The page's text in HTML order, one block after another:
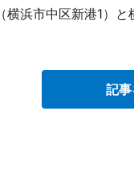
浜市中区新港1）
記